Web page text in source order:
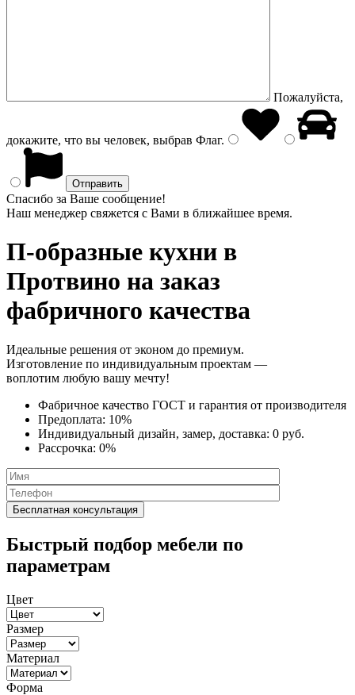
Пожалуйста,
докажите, что вы человек, выбрав Флаг.
Спасибо за Ваше сообщение!
Наш менеджер свяжется с Вами в ближайшее время.
П-образные кухни в
Протвино на заказ
фабричного качества
Идеальные решения от эконом до премиум.
Изготовление по индивидуальным проектам —
воплотим любую вашу мечту!
Фабричное качество ГОСТ и гарантия от производителя
Предоплата: 10%
Индивидуальный дизайн, замер, доставка: 0 руб.
Рассрочка: 0%
Быстрый подбор мебели по
параметрам
Цвет
Размер
Материал
Форма